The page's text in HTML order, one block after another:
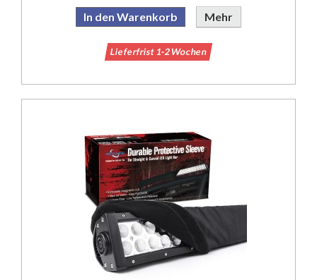
In den Warenkorb Mehr
Lieferfrist 1-2 Wochen